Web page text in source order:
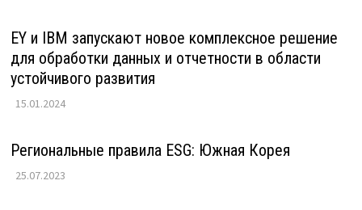
EY и IBM запускают новое комплексное решение
для обработки данных и отчетности в области
устойчивого развития
15.01.2024
Региональные правила ESG: Южная Корея
25.07.2023